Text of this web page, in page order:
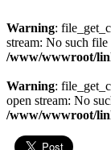
Warning:
stream: No such
/www/wwwroot/
Warning:
open stream: No
/www/wwwroot/